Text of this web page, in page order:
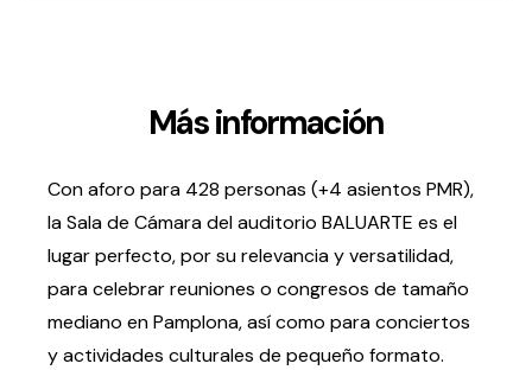
Organiza
Espacios
Tour Virtual
Servicios
Organizar evento
Más información
Con aforo para 428 personas (+4 asientos PMR),
la Sala de Cámara del auditorio BALUARTE es el
lugar perfecto, por su relevancia y versatilidad,
para celebrar reuniones o congresos de tamaño
mediano en Pamplona, así como para conciertos
y actividades culturales de pequeño formato.